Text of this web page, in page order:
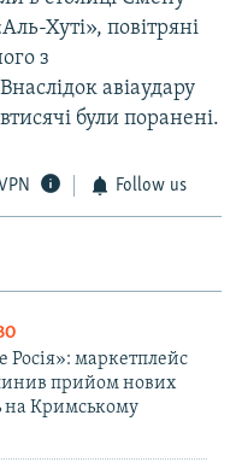
Хуті», повітряні
з
авіаудару
були поранені.
Follow us
Росія»: маркетплейс
прийом нових
на Кримському